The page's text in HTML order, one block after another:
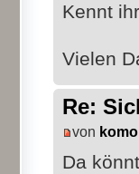
Kennt
Vielen
Re:
von komo
Da